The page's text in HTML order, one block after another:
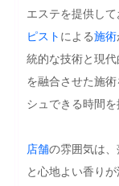
エステを提供し
ピスト による施術
統的な技術と現
を融合させた施
シュできる時間を
店舗の雰囲気は
と心地よい香り